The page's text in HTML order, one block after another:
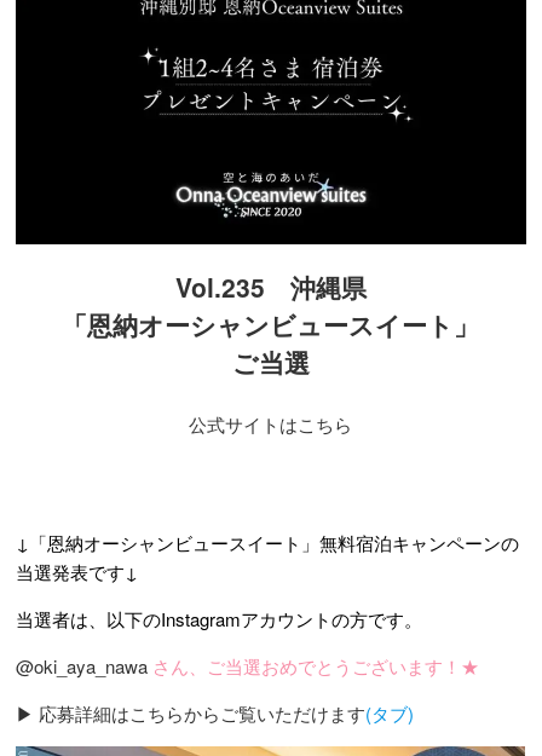
Vol.235 沖縄県​
「恩納オーシャンビュースイート」
ご当選
公式サイトはこちら
↓「恩納オーシャンビュースイート」無料宿泊キャンペーンの
当選発表です↓
当選者は、以下のInstagramアカウントの方です。
@oki_aya_nawa さん、ご当選おめでとうございます！★
▶︎ 応募詳細はこちらからご覧いただけます(タブ)